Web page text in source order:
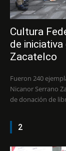
Cultura
de
Zacatelco
Fueron 240
Nicanor Serrano Zacatelco, Tlax. Concluyó con gran éxito la campaña
de donación de
2